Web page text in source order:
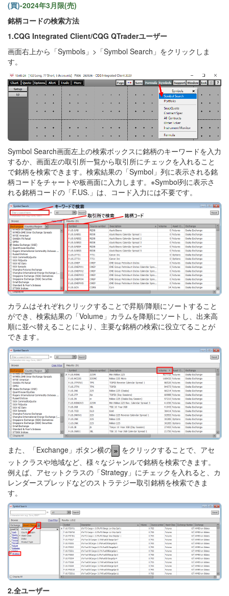
(買)-2024年3月限(売)
銘柄コードの検索方法
1.CQG Integrated Client/CQG QTraderユーザー
画面右上から「Symbols」>「Symbol Search」をクリックしま
す。
Symbol Search画面左上の検索ボックスに銘柄のキーワードを入力
するか、画面左の取引所一覧から取引所にチェックを入れること
で銘柄を検索できます。検索結果の「Symbol」列に表示される銘
柄コードをチャートや板画面に入力します。※Symbol列に表示さ
れる銘柄コードの「F.US.」は、コード入力には不要です。
カラムはそれぞれクリックすることで昇順/降順にソートすること
ができ、検索結果の「Volume」カラムを降順にソートし、出来高
順に並べ替えることにより、主要な銘柄の検索に役立てることが
できます。
また、「Exchange」ボタン横の
をクリックすることで、アセ
ットクラスや地域など、様々なジャンルで銘柄を検索できます。
例えば、アセットクラスの「Strategy」にチェックを入れると、カ
レンダースプレッドなどのストラテジー取引銘柄を検索できま
す。
2.全ユーザー